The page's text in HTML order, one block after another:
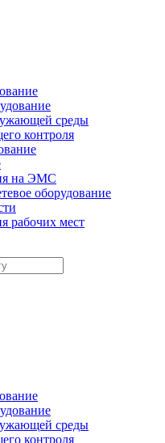
среды
контроля
на ЭМС
оборудование
рабочих мест
среды
контроля